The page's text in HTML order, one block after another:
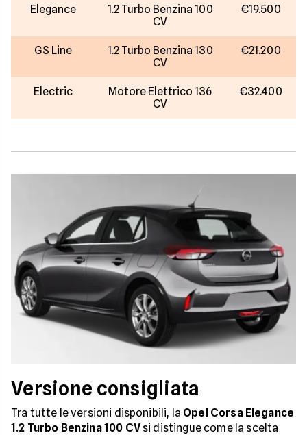
Elegance
1.2 Turbo Benzina 100
CV
€19.500
GS Line
1.2 Turbo Benzina 130
CV
€21.200
Electric
Motore Elettrico 136
CV
€32.400
Versione consigliata
Tra tutte le versioni disponibili, la Opel Corsa Elegance
1.2 Turbo Benzina 100 CVsi distingue come la scelta